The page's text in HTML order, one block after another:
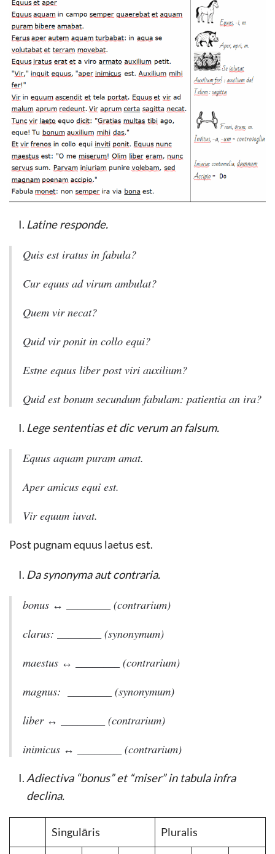
Latine responde.
Quis est iratus in fabula?
Cur equus ad virum ambulat?
Quem vir necat?
Quid vir ponit in collo equi?
Estne equus liber post viri auxilium?
Quid est bonum secundum fabulam: patientia an ira?
Lege sententias et dic verum an falsum.
Equus aquam puram amat.
Aper amicus equi est.
Vir equum iuvat.
Post pugnam equus laetus est.
Da synonyma aut contraria.
bonus ↔ ________ (contrarium)
clarus: ________ (synonymum)
maestus ↔ ________ (contrarium)
magnus: ________ (synonymum)
liber ↔ ________ (contrarium)
inimicus ↔ ________ (contrarium)
Adiectiva “bonus” et “miser” in tabula infra
declina.
Singulāris Pluralis